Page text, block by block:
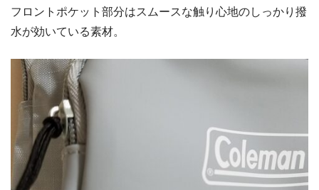
フロントポケット部分はスムースな触り心地のしっかり撥
水が効いている素材。